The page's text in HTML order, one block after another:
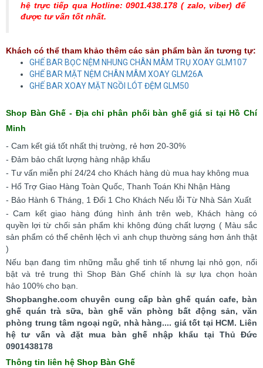
hệ trực tiếp qua Hotline: 0901.438.178 ( zalo, viber) để
được tư vấn tốt nhất.
Khách có thể tham khảo thêm các sản phẩm bàn ăn tương tự:
GHẾ BAR BỌC NỆM NHUNG CHÂN MÂM TRỤ XOAY GLM107
GHẾ BAR MẶT NỆM CHÂN MÂM XOAY GLM26A
GHẾ BAR XOAY MẶT NGỒI LÓT ĐỆM GLM50
Shop Bàn Ghế - Địa chỉ phân phối bàn ghế giá sỉ tại Hồ Chí
Minh
- Cam kết giá tốt nhất thị trường, rẻ hơn 20-30%
- Đảm bảo chất lượng hàng nhập khẩu
- Tư vấn miễn phí 24/24 cho Khách hàng dù mua hay không mua
- Hổ Trợ Giao Hàng Toàn Quốc, Thanh Toán Khi Nhận Hàng
- Bảo Hành 6 Tháng, 1 Đổi 1 Cho Khách Nếu lỗi Từ Nhà Sản Xuất
- Cam kết giao hàng đúng hình ảnh trên web, Khách hàng có
quyền lợi từ chối sản phẩm khi không đúng chất lượng ( Màu sắc
sản phẩm có thể chênh lệch vì anh chụp thường sáng hơn ảnh thật
)
Nếu bạn đang tìm những mẫu ghế tinh tế nhưng lại nhỏ gọn, nổi
bật và trẻ trung thì Shop Bàn Ghế chính là sự lựa chọn hoàn
hảo 100% cho bạn.
Shopbanghe.com chuyên cung cấp bàn ghế quán cafe, bàn
ghế quán trà sữa, bàn ghế văn phòng bất động sản, văn
phòng trung tâm ngoại ngữ, nhà hàng.... giá tốt tại HCM. Liên
hệ tư vấn và đặt mua bàn ghế nhập khẩu tại Thủ Đức
0901438178
Thông tin liên hệ Shop Bàn Ghế